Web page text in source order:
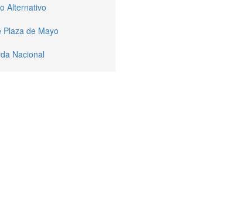
Alternativo
Plaza de Mayo
Nacional